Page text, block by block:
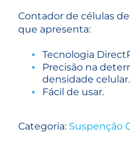
Contador de células
que apresenta:
Tecnologia
Precisão na
densidade celular.
Fácil de usar.
Categoria: Suspenção